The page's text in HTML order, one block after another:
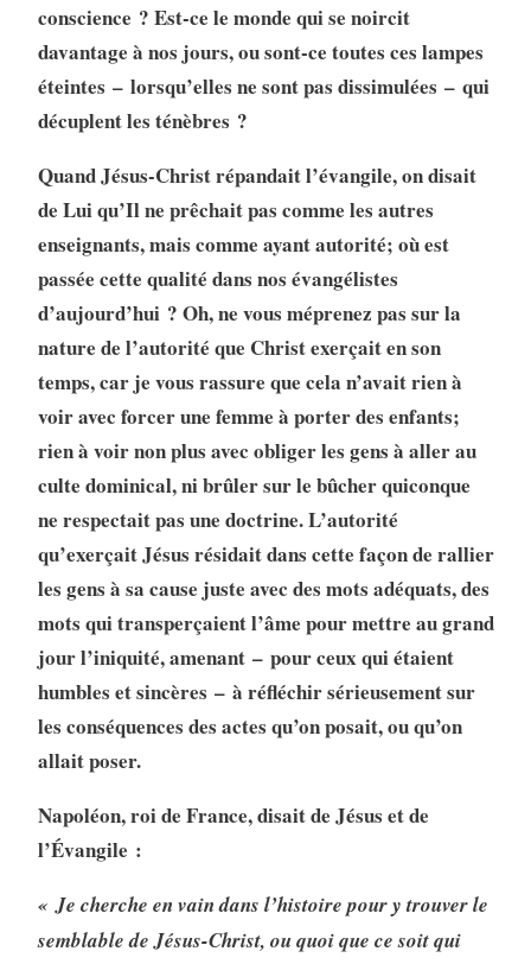
conscience ? Est-ce le monde qui se noircit
davantage à nos jours, ou sont-ce toutes ces lampes
éteintes – lorsqu’elles ne sont pas dissimulées – qui
décuplent les ténèbres ?
Quand Jésus-Christ répandait l’évangile, on disait
de Lui qu’Il ne prêchait pas comme les autres
enseignants, mais comme ayant autorité; où est
passée cette qualité dans nos évangélistes
d’aujourd’hui ? Oh, ne vous méprenez pas sur la
nature de l’autorité que Christ exerçait en son
temps, car je vous rassure que cela n’avait rien à
voir avec forcer une femme à porter des enfants;
rien à voir non plus avec obliger les gens à aller au
culte dominical, ni brûler sur le bûcher quiconque
ne respectait pas une doctrine. L’autorité
qu’exerçait Jésus résidait dans cette façon de rallier
les gens à sa cause juste avec des mots adéquats, des
mots qui transperçaient l’âme pour mettre au grand
jour l’iniquité, amenant – pour ceux qui étaient
humbles et sincères – à réfléchir sérieusement sur
les conséquences des actes qu’on posait, ou qu’on
allait poser.
Napoléon, roi de France, disait de Jésus et de
l’Évangile :
« Je cherche en vain dans l’histoire pour y trouver le
semblable de Jésus-Christ, ou quoi que ce soit qui